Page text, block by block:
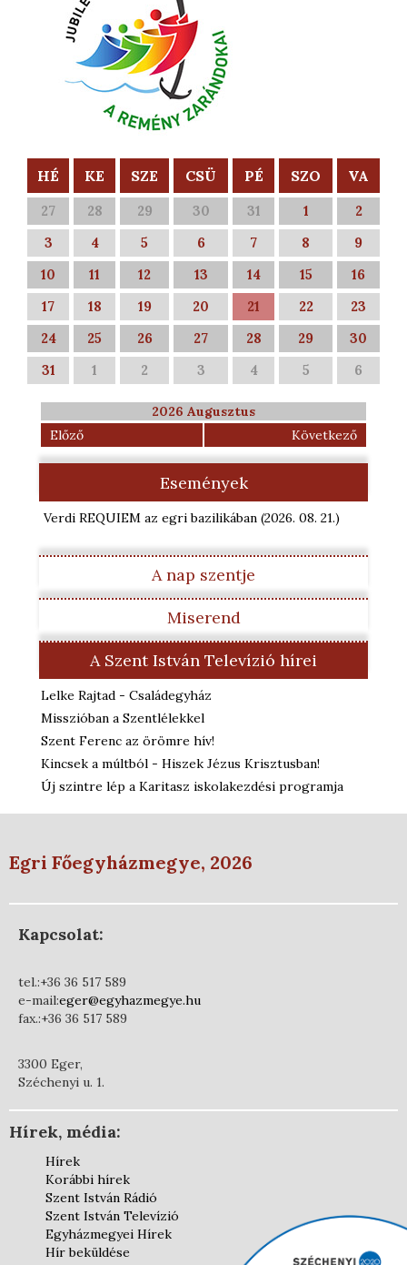
HÉ KE SZE CSÜ PÉ SZO VA
27 28 29 30 31 1
2
3
4 5 6 7 8
9
10
11 12 13 14 15
16
17
18 19 20 21 22
23
24
25 26 27 28 29
30
31
1 2 3 4 5 6
2026 Augusztus
Előző
Következő
Események
Verdi REQUIEM az egri bazilikában (2026. 08. 21.)
A nap szentje
Miserend
A Szent István Televízió hírei
Lelke Rajtad - Családegyház
Misszióban a Szentlélekkel
Szent Ferenc az örömre hív!
Kincsek a múltból - Hiszek Jézus Krisztusban!
Új szintre lép a Karitasz iskolakezdési programja
Egri Főegyházmegye, 2026
Kapcsolat:
tel.:+36 36 517 589
e-mail:eger@egyhazmegye.hu
fax.:+36 36 517 589
3300 Eger,
Széchenyi u. 1.
Hírek, média:
Hírek
Korábbi hírek
Szent István Rádió
Szent István Televízió
Egyházmegyei Hírek
Hír beküldése